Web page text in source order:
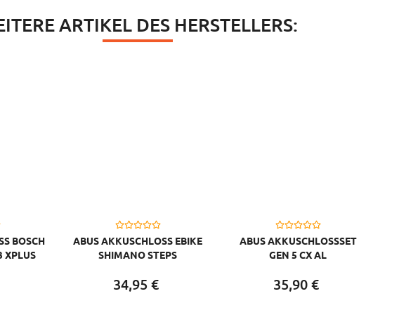
ARTIKEL DES HERSTELLERS:
BOSCH
XPLUS
ABUS AKKUSCHLOSS EBIKE
SHIMANO STEPS
34,95 €
ABUS AKKUSCHLOSSSET
GEN 5 CX AL
35,90€